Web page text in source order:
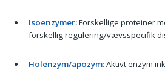
Isoenzymer:Forskellige proteiner
forskellig regulering/vævsspecifik
Holenzym/apozym:Aktivt enzym